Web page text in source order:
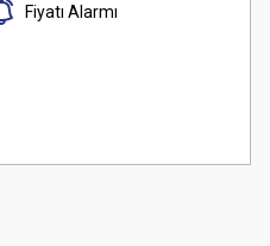
Fiyatı Alarmı